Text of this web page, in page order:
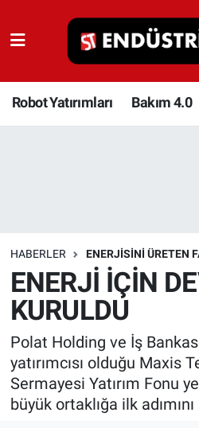
Robot Yatırımları Bakım 4.0
HABERLER ENERJISINI ÜRETEN
ENERJİ İÇİN
KURULDU
Polat Holding ve İş
yatırımcısı olduğu Maxis
Sermayesi Yatırım Fonu
büyük ortaklığa ilk adımını
Robot Yatırımları
Bakım 4.0
Depolama Çözümleri
İnşaat ve Malzeme
HaberOrtak
EndüstriST